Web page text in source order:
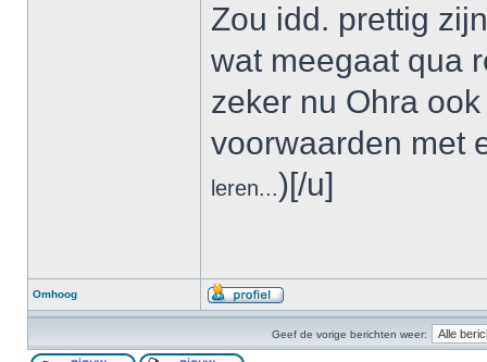
Zou idd. prettig
wat meegaat qua
zeker nu Ohra
voorwaarden met
leren...)[/u]
Omhoog
Geef de vorige berichten weer: